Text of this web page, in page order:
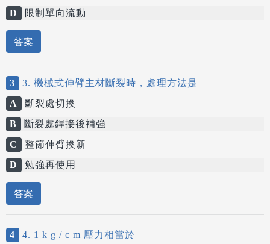
D
限制單向流動
答案
3
3. 機械式伸臂主材斷裂時，處理方法是
A
斷裂處切換
B
斷裂處銲接後補強
C
整節伸臂換新
D
勉強再使用
答案
4
4. 1 k g / c m 壓力相當於